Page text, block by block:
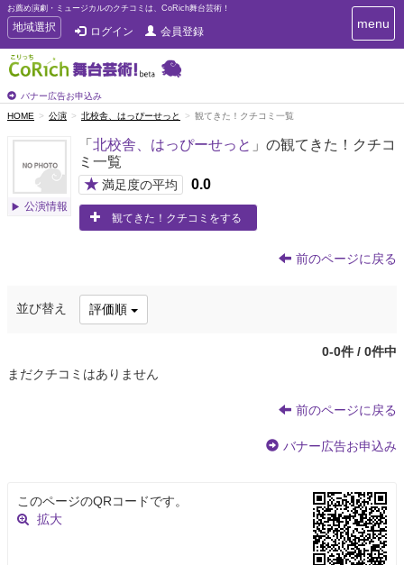
お薦め演劇・ミュージカルのクチコミは、CoRich舞台芸術！
T
o
g
g
e
n
a
t
地域選択 ログイン 会員登録
バナー広告お申込み
T
o
a
i
menu
HOME 公演 北校舎、はっぴーせっと 観てきた！クチコミ一覧
公演情報
「 北校舎、はっぴーせっと 」の観てきた！クチコ
ミ一覧
★ 満足度の平均 0.0
観てきた！クチコミをする
前のページに戻る
並び替え 評価順
0-0件 / 0件中
まだクチコミはありません
前のページに戻る
バナー広告お申込み
このページのQRコードです。
拡大